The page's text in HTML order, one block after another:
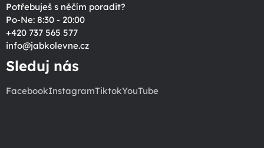
Potřebuješ s něčím poradit?
Po-Ne: 8:30 - 20:00
+420 737 565 577
info@jabkolevne.cz
Sleduj nás
FacebookInstagramTiktokYouTube